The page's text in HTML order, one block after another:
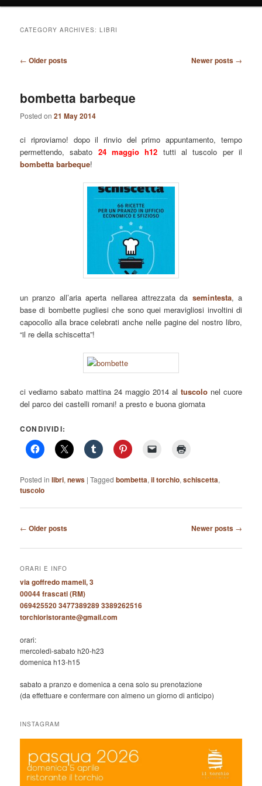
CATEGORY ARCHIVES:LIBRI
Post
← Older posts Newer posts →
bombetta barbeque
Posted on21 May 2014
ci riproviamo! dopo il rinvio del primo appuntamento, tempo
permettendo, sabato 24 maggio h12 tutti al tuscolo per il
bombetta barbeque!
un pranzo all’aria aperta nellarea attrezzata da semintesta, a
base di bombette pugliesi che sono quei meravigliosi involtini di
capocollo alla brace celebrati anche nelle pagine del nostro libro,
“il re della schiscetta”!
ci vediamo sabato mattina 24 maggio 2014 al tuscolonel cuore
del parco dei castelli romani! a presto e buona giornata
CONDIVIDI:
Posted in libri,news |Tagged bombetta,il torchio,schiscetta,
tuscolo
Post
← Older posts Newer posts →
ORARI E INFO
via goffredo mameli, 3
00044 frascati (RM)
069425520 3477389289 3389262516
torchioristorante@gmail.com
orari:
mercoledì-sabato h20-h23
domenica h13-h15
sabato a pranzo e domenica a cena solo su prenotazione
(da effettuare e confermare con almeno un giorno di anticipo)
INSTAGRAM